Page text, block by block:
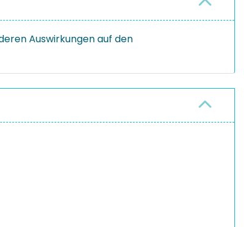
Auswirkungen auf den